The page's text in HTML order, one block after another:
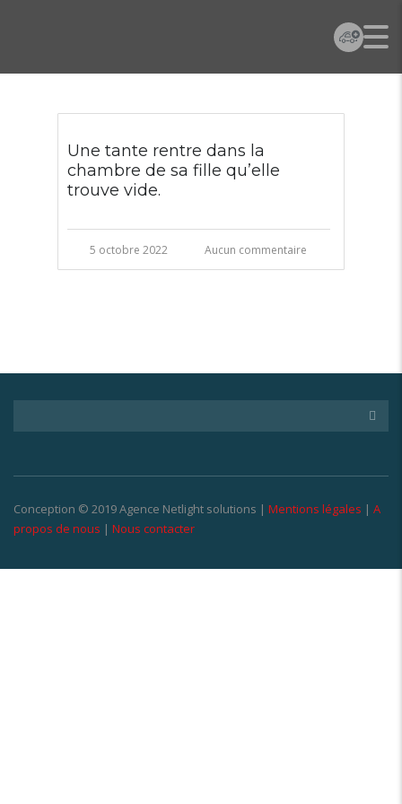
Une tante rentre dans la
chambre de sa fille qu’elle
trouve vide.
5 octobre 2022 Aucun commentaire
Conception © 2019 Agence Netlight solutions | Mentions légales | A
propos de nous | Nous contacter